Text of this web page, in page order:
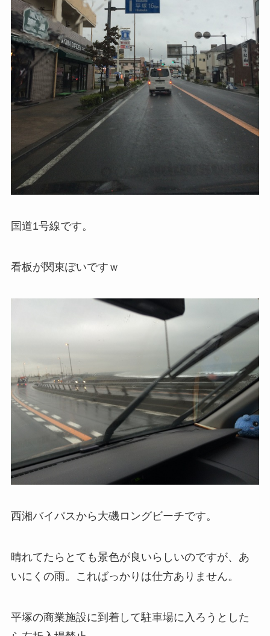
国道1号線です。
看板が関東ぽいですｗ
西湘バイパスから大磯ロングビーチです。
晴れてたらとても景色が良いらしいのですが、あ
いにくの雨。こればっかりは仕方ありません。
平塚の商業施設に到着して駐車場に入ろうとした